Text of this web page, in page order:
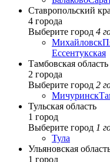
Ставропольский
4 города
Выберите город 4
Михайловск
Ессентукская
Тамбовская область
2 города
Выберите город 2
Мичуринск
Тульская область
1 город
Выберите город 1
Тула
Ульяновская
1 город